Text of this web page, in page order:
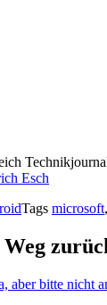
Esch
Tags microsoft,
bitte nicht